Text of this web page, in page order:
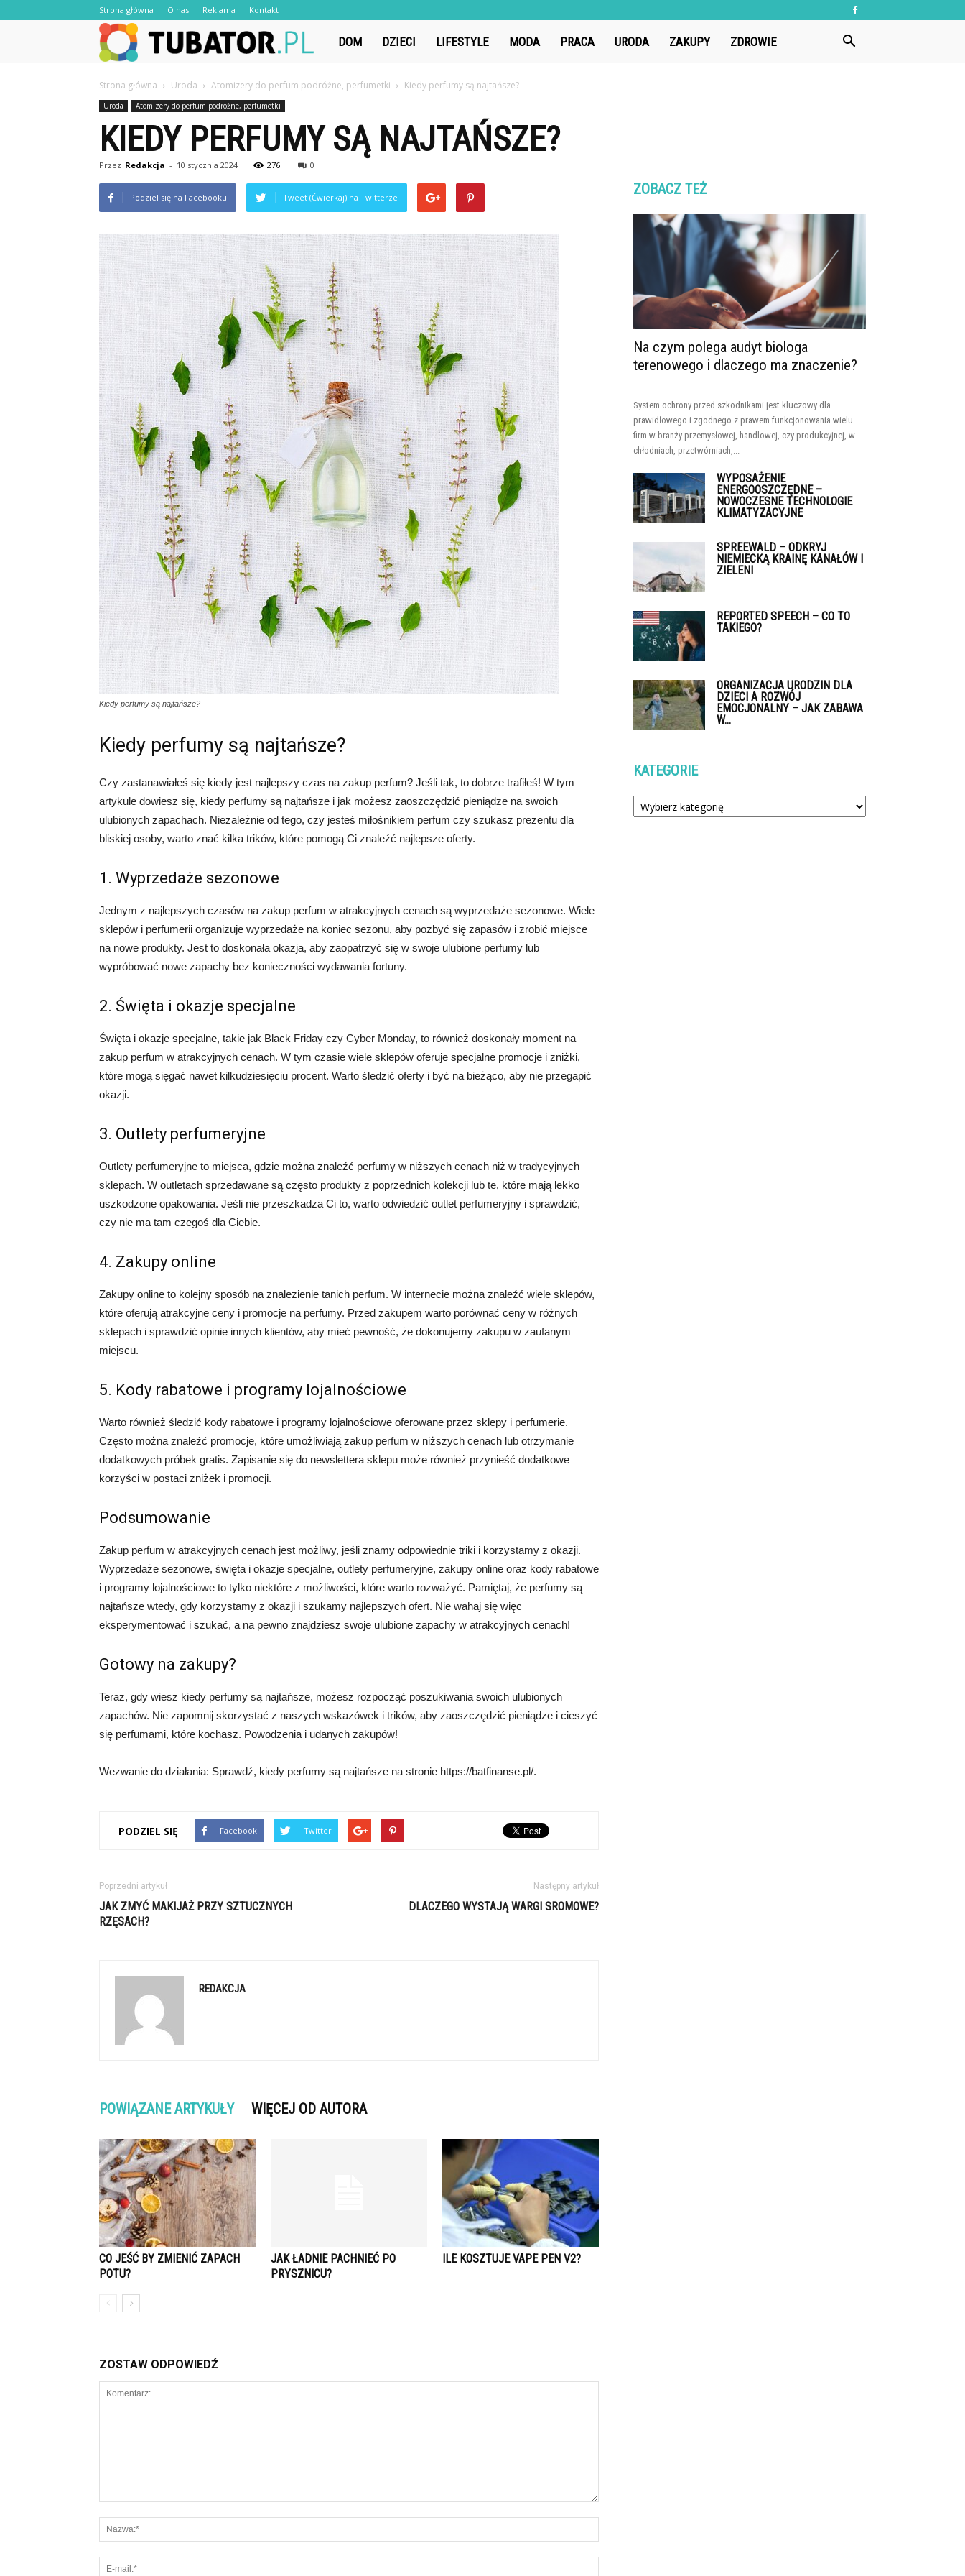
Strona główna O nas Reklama Kontakt
Tubator.pl
DOM DZIECI LIFESTYLE MODA PRACA URODA ZAKUPY ZDROWIE
Strona główna Uroda Atomizery do perfum podróżne, perfumetki Kiedy perfumy są najtańsze?
Uroda Atomizery do perfum podróżne, perfumetki
KIEDY PERFUMY SĄ NAJTAŃSZE?
Przez Redakcja - 10 stycznia 2024 276 0
Podziel się na Facebooku Tweet (Ćwierkaj) na Twitterze
Kiedy perfumy są najtańsze?
Kiedy perfumy są najtańsze?
Czy zastanawiałeś się kiedy jest najlepszy czas na zakup perfum? Jeśli tak, to dobrze trafiłeś! W tym
artykule dowiesz się, kiedy perfumy są najtańsze i jak możesz zaoszczędzić pieniądze na swoich
ulubionych zapachach. Niezależnie od tego, czy jesteś miłośnikiem perfum czy szukasz prezentu dla
bliskiej osoby, warto znać kilka trików, które pomogą Ci znaleźć najlepsze oferty.
1. Wyprzedaże sezonowe
Jednym z najlepszych czasów na zakup perfum w atrakcyjnych cenach są wyprzedaże sezonowe. Wiele
sklepów i perfumerii organizuje wyprzedaże na koniec sezonu, aby pozbyć się zapasów i zrobić miejsce
na nowe produkty. Jest to doskonała okazja, aby zaopatrzyć się w swoje ulubione perfumy lub
wypróbować nowe zapachy bez konieczności wydawania fortuny.
2. Święta i okazje specjalne
Święta i okazje specjalne, takie jak Black Friday czy Cyber Monday, to również doskonały moment na
zakup perfum w atrakcyjnych cenach. W tym czasie wiele sklepów oferuje specjalne promocje i zniżki,
które mogą sięgać nawet kilkudziesięciu procent. Warto śledzić oferty i być na bieżąco, aby nie przegapić
okazji.
3. Outlety perfumeryjne
Outlety perfumeryjne to miejsca, gdzie można znaleźć perfumy w niższych cenach niż w tradycyjnych
sklepach. W outletach sprzedawane są często produkty z poprzednich kolekcji lub te, które mają lekko
uszkodzone opakowania. Jeśli nie przeszkadza Ci to, warto odwiedzić outlet perfumeryjny i sprawdzić,
czy nie ma tam czegoś dla Ciebie.
4. Zakupy online
Zakupy online to kolejny sposób na znalezienie tanich perfum. W internecie można znaleźć wiele sklepów,
które oferują atrakcyjne ceny i promocje na perfumy. Przed zakupem warto porównać ceny w różnych
sklepach i sprawdzić opinie innych klientów, aby mieć pewność, że dokonujemy zakupu w zaufanym
miejscu.
5. Kody rabatowe i programy lojalnościowe
Warto również śledzić kody rabatowe i programy lojalnościowe oferowane przez sklepy i perfumerie.
Często można znaleźć promocje, które umożliwiają zakup perfum w niższych cenach lub otrzymanie
dodatkowych próbek gratis. Zapisanie się do newslettera sklepu może również przynieść dodatkowe
korzyści w postaci zniżek i promocji.
Podsumowanie
Zakup perfum w atrakcyjnych cenach jest możliwy, jeśli znamy odpowiednie triki i korzystamy z okazji.
Wyprzedaże sezonowe, święta i okazje specjalne, outlety perfumeryjne, zakupy online oraz kody rabatowe
i programy lojalnościowe to tylko niektóre z możliwości, które warto rozważyć. Pamiętaj, że perfumy są
najtańsze wtedy, gdy korzystamy z okazji i szukamy najlepszych ofert. Nie wahaj się więc
eksperymentować i szukać, a na pewno znajdziesz swoje ulubione zapachy w atrakcyjnych cenach!
Gotowy na zakupy?
Teraz, gdy wiesz kiedy perfumy są najtańsze, możesz rozpocząć poszukiwania swoich ulubionych
zapachów. Nie zapomnij skorzystać z naszych wskazówek i trików, aby zaoszczędzić pieniądze i cieszyć
się perfumami, które kochasz. Powodzenia i udanych zakupów!
Wezwanie do działania: Sprawdź, kiedy perfumy są najtańsze na stronie https://batfinanse.pl/.
PODZIEL SIĘ Facebook Twitter
Poprzedni artykuł
JAK ZMYĆ MAKIJAŻ PRZY SZTUCZNYCH
RZĘSACH?
Następny artykuł
DLACZEGO WYSTAJĄ WARGI SROMOWE?
REDAKCJA
POWIĄZANE ARTYKUŁY WIĘCEJ OD AUTORA
CO JEŚĆ BY ZMIENIĆ ZAPACH
POTU?
JAK ŁADNIE PACHNIEĆ PO
PRYSZNICU?
ILE KOSZTUJE VAPE PEN V2?
ZOSTAW ODPOWIEDŹ
ZOBACZ TEŻ
Na czym polega audyt biologa
terenowego i dlaczego ma znaczenie?
System ochrony przed szkodnikami jest kluczowy dla
prawidłowego i zgodnego z prawem funkcjonowania wielu
firm w branży przemysłowej, handlowej, czy produkcyjnej, w
chłodniach, przetwórniach,...
WYPOSAŻENIE
ENERGOOSZCZĘDNE –
NOWOCZESNE TECHNOLOGIE
KLIMATYZACYJNE
SPREEWALD – ODKRYJ
NIEMIECKĄ KRAINĘ KANAŁÓW I
ZIELENI
REPORTED SPEECH – CO TO
TAKIEGO?
ORGANIZACJA URODZIN DLA
DZIECI A ROZWÓJ
EMOCJONALNY – JAK ZABAWA
W...
KATEGORIE
Kategorie